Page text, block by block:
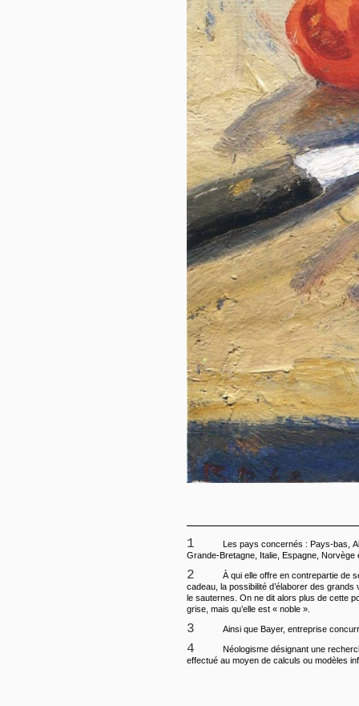
1
Grande-Bretagne, Italie, Espagne, Norvège
2
cadeau, la possibilité d’élaborer des grands
le sauternes. On ne dit alors plus de cette
grise, mais qu’elle est « noble ».
3 Ainsi que Bayer, entreprise
4
Néologisme désignant une
effectué au moyen de calculs ou modèles